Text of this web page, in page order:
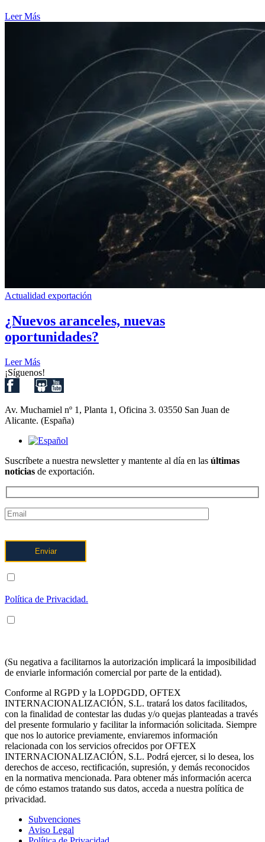
Leer Más
Actualidad exportación
¿Nuevos aranceles, nuevas
oportunidades?
Leer Más
¡Síguenos!
Av. Muchamiel nº 1, Planta 1, Oficina 3. 03550 San Juan de
Alicante. (España)
Suscríbete a nuestra newsletter y mantente al día en las últimas
noticias de exportación.
Política de Privacidad.
(Su negativa a facilitarnos la autorización implicará la imposibilidad
de enviarle información comercial por parte de la entidad).
Conforme al RGPD y la LOPDGDD, OFTEX
INTERNACIONALIZACIÓN, S.L. tratará los datos facilitados,
con la finalidad de contestar las dudas y/o quejas planteadas a través
del presente formulario y facilitar la información solicitada. Siempre
que nos lo autorice previamente, enviaremos información
relacionada con los servicios ofrecidos por OFTEX
INTERNACIONALIZACIÓN, S.L. Podrá ejercer, si lo desea, los
derechos de acceso, rectificación, supresión, y demás reconocidos
en la normativa mencionada. Para obtener más información acerca
de cómo estamos tratando sus datos, acceda a nuestra política de
privacidad.
Subvenciones
Aviso Legal